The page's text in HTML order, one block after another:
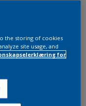
the storing of cookies
site usage, and
for